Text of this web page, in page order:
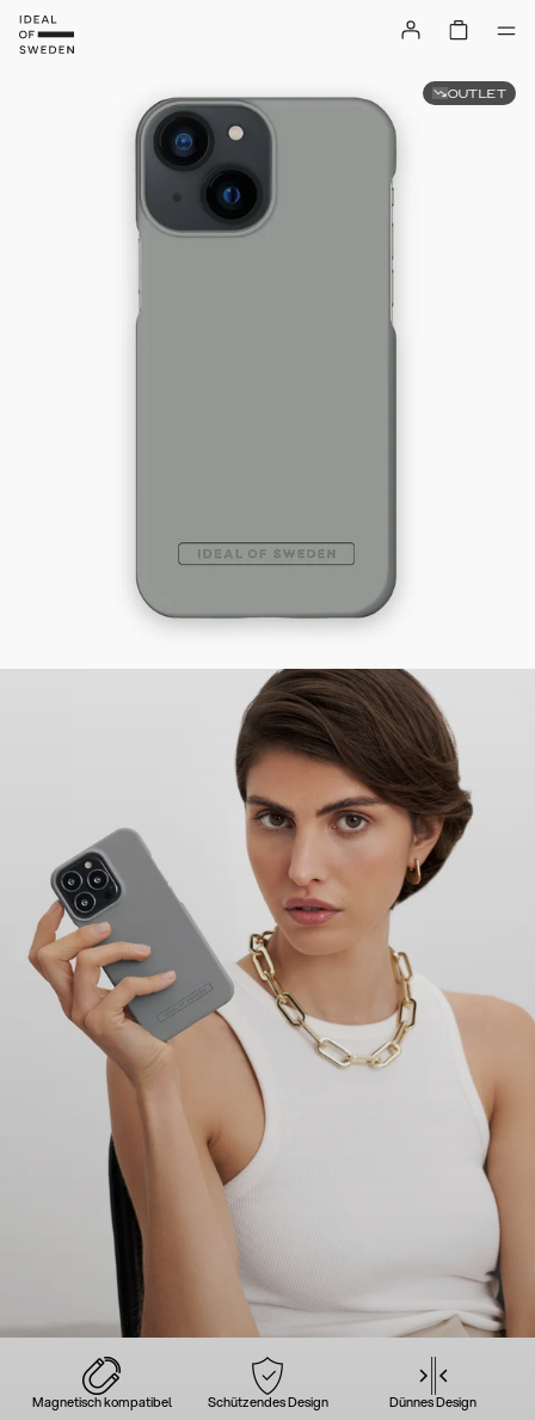
Magnetisch kompatibel Schützendes Design Dünnes Design
OUTLET